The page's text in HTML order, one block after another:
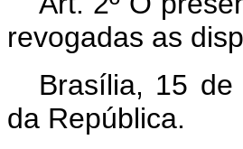
revogadas as
Brasília, 15 de
da República.